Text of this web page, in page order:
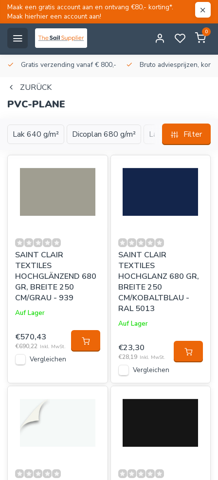
Maak een gratis account aan en ontvang €80,- korting*.
Maak hierhier een account aan!
0
Gratis verzending vanaf € 800,- Bruto adviesprijzen,
ZURÜCK
PVC-PLANE
Lak 640 g/m² Dicoplan 680 g/m² Lak 900 g/m²
Filter
SAINT CLAIR
TEXTILES
HOCHGLÄNZEND 680
GR, BREITE 250
CM/GRAU - 939
Auf Lager
€570,43
€690,22 Inkl. MwSt.
Vergleichen
SAINT CLAIR
TEXTILES
HOCHGLANZ 680 GR,
BREITE 250
CM/KOBALTBLAU -
RAL 5013
Auf Lager
€23,30
€28,19 Inkl. MwSt.
Vergleichen